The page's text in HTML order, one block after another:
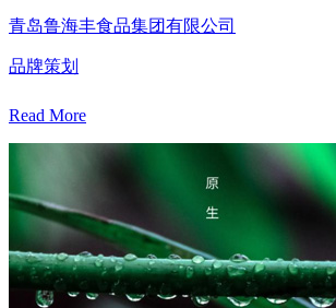
青岛鲁海丰食品集团有限公司
品牌策划
Read More